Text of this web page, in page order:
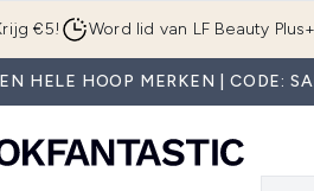
Overslaan naar de hoofdinhoud
€5! Word lid van LF Beauty Plus+
HELE HOOP MERKEN | CODE: